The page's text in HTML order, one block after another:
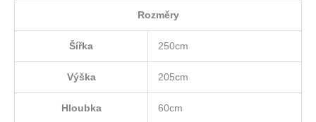
Rozměry
Šířka 250cm
Výška 205cm
Hloubka 60cm